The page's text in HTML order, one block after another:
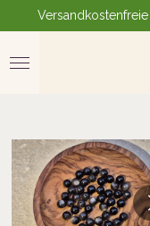
Hauptinhalt
springen